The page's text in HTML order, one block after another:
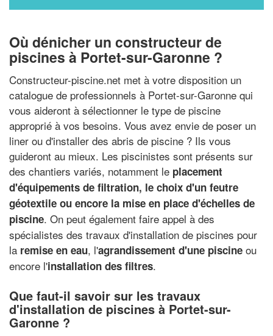
Où dénicher un constructeur de
piscines à Portet-sur-Garonne ?
Constructeur-piscine.net met à votre disposition un
catalogue de professionnels à Portet-sur-Garonne qui
vous aideront à sélectionner le type de piscine
approprié à vos besoins. Vous avez envie de poser un
liner ou d'installer des abris de piscine ? Ils vous
guideront au mieux. Les piscinistes sont présents sur
des chantiers variés, notamment le placement
d'équipements de filtration, le choix d'un feutre
géotextile ou encore la mise en place d'échelles de
piscine. On peut également faire appel à des
spécialistes des travaux d'installation de piscines pour
la remise en eau, l'agrandissement d'une piscine ou
encore l'installation des filtres.
Que faut-il savoir sur les travaux
d'installation de piscines à Portet-sur-
Garonne ?